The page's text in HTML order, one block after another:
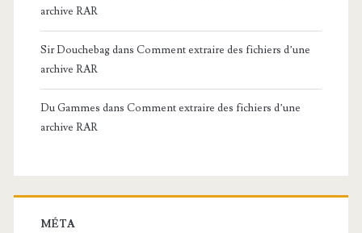
archive RAR
Sir Douchebagdans Comment extraire des fichiers d’une
archive RAR
Du Gammes dans Comment extraire des fichiers d’une
archive RAR
MÉTA